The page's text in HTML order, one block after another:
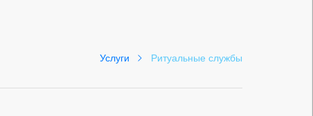
Услуги Ритуальные службы